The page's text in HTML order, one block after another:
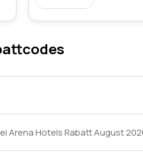
Arena Hotels Rabatt August